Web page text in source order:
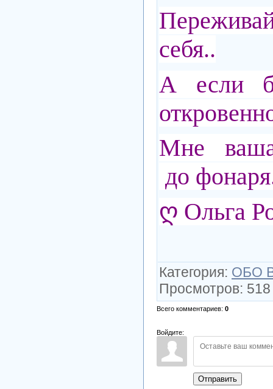
себя..
А если
Мне
до
ღ Ольга
Категория: ОБО
Просмотров: 518
Всего комментариев: 0
Войдите:
Отправить